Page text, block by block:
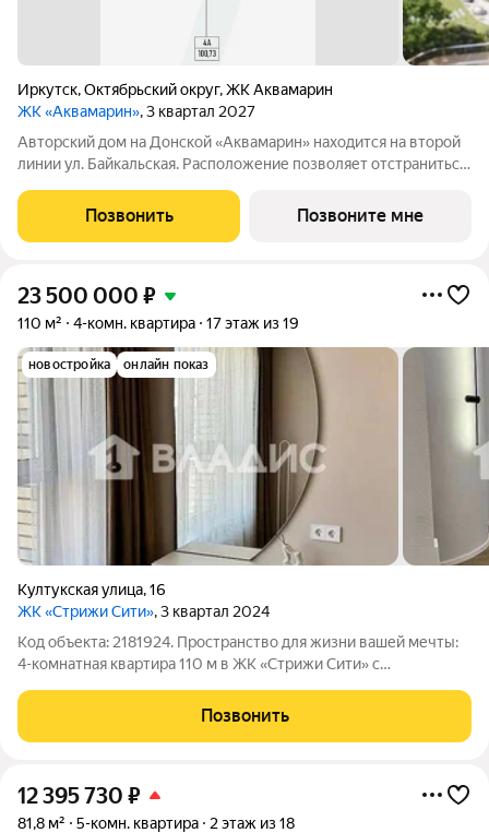
Иркутск,Октябрьский округ,ЖК Аквамарин
ЖК «Аквамарин», 3 квартал 2027
Авторский дом на Донской «Аквамарин» находится на второй
линии ул. Байкальская. Расположение позволяет отстраниться
самом престижном районе Иркутска. Выбирая жилой
комплекс «Аквамарин», вы
Позвонить Позвоните мне
23 500 000 ₽
110 м² 4-комн. квартира 17 этаж из 19
новостройка онлайн показ
Култукская улица,16
ЖК «Стрижи Сити», 3 квартал 2024
Код объекта: 2181924. Пространство для жизни вашей мечты:
4-комнатная квартира 110 м в ЖК «Стрижи Сити» с
которого не захочется уезжать? Предлагаем к продаже
статусную четырёхкомнатную квартиру
Позвонить
12 395 730 ₽
81,8 м² 5-комн. квартира 2 этаж из 18